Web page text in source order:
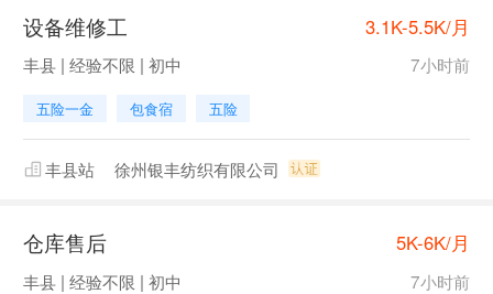
设备维修工 3.1K-5.5K/月
丰县 | 经验不限 | 初中 7小时前
五险一金 包食宿 五险
丰县站 徐州银丰纺织有限公司
仓库售后 5K-6K/月
丰县 | 经验不限 | 初中 7小时前